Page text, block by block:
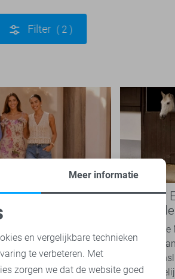
Filter 2
de romantische
dit seizoen
details: de Boho
meer weg te denken uit
Western
Nukus
De
het teken
perfect
een
cookies
cookies
Meer informatie
en vergelijkbare technieken
te verbeteren. Met
zorgen we dat de website goed